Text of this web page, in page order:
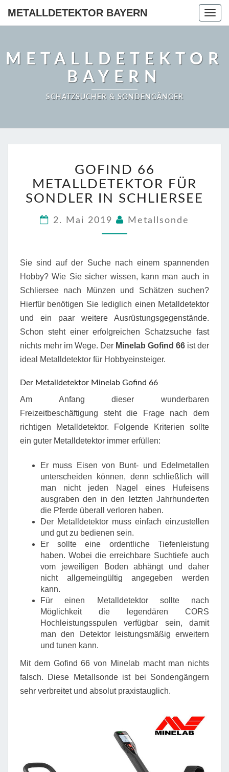
METALLDETEKTOR BAYERN
METALLDETEKTOR
BAYERN
SCHATZSUCHER & SONDENGÄNGER
66
METALLDETEKTOR
FÜR
SONDLER
IN
SCHLIERSEE
GOFIND 66
METALLDETEKTOR FÜR
SONDLER IN SCHLIERSEE
2. Mai 2019 Metallsonde
Sie sind auf der Suche nach einem spannenden
Hobby? Wie Sie sicher wissen, kann man auch in
Schliersee nach Münzen und Schätzen suchen?
Hierfür benötigen Sie lediglich einen Metalldetektor
und ein paar weitere Ausrüstungsgegenstände.
Schon steht einer erfolgreichen Schatzsuche fast
nichts mehr im Wege. Der Minelab Gofind 66 ist der
ideal Metalldetektor für Hobbyeinsteiger.
Der Metalldetektor Minelab Gofind 66
Am Anfang dieser wunderbaren
Freizeitbeschäftigung steht die Frage nach dem
richtigen Metalldetektor. Folgende Kriterien sollte
ein guter Metalldetektor immer erfüllen:
Er muss Eisen von Bunt- und Edelmetallen
unterscheiden können, denn schließlich will
man nicht jeden Nagel eines Hufeisens
ausgraben den in den letzten Jahrhunderten
die Pferde überall verloren haben.
Der Metalldetektor muss einfach einzustellen
und gut zu bedienen sein.
Er sollte eine ordentliche Tiefenleistung
haben. Wobei die erreichbare Suchtiefe auch
vom jeweiligen Boden abhängt und daher
nicht allgemeingültig angegeben werden
kann.
Für einen Metalldetektor sollte nach
Möglichkeit die legendären CORS
Hochleistungsspulen verfügbar sein, damit
man den Detektor leistungsmäßig erweitern
und tunen kann.
Mit dem Gofind 66 von Minelab macht man nichts
falsch. Diese Metallsonde ist bei Sondengängern
sehr verbreitet und absolut praxistauglich.